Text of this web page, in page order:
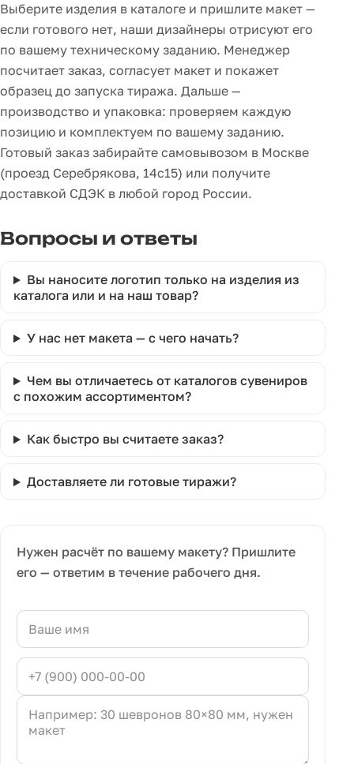
Выберите изделия в каталоге и пришлите макет —
если готового нет, наши дизайнеры отрисуют его
по вашему техническому заданию. Менеджер
посчитает заказ, согласует макет и покажет
образец до запуска тиража. Дальше —
производство и упаковка: проверяем каждую
позицию и комплектуем по вашему заданию.
Готовый заказ забирайте самовывозом в Москве
(проезд Серебрякова, 14с15) или получите
доставкой СДЭК в любой город России.
Вопросы и ответы
Вы наносите логотип только на изделия из
каталога или и на наш товар?
У нас нет макета — с чего начать?
Чем вы отличаетесь от каталогов сувениров
с похожим ассортиментом?
Как быстро вы считаете заказ?
Доставляете ли готовые тиражи?
Нужен расчёт по вашему макету? Пришлите
его — ответим в течение рабочего дня.